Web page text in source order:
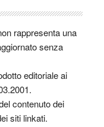
rappresenta una
senza
editoriale ai
contenuto dei
siti linkati.